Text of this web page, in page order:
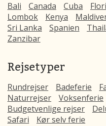
Bali Canada Cuba
Lombok
Kenya
Sri Lanka
Spanien
Zanzibar
Rejsetyper
Rundrejser Badeferie
Naturrejser
Voksenferie
Budgetvenlige rejser
Safari
Kør selv ferie